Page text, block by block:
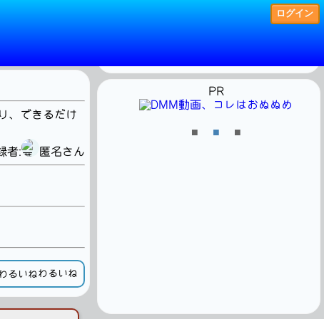
ログイン
、できるだけ
者:
匿名さん
わるいね
PR
■ ■ ■